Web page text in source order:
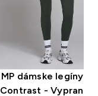
MP dámske legíny
Contrast - Vypraná